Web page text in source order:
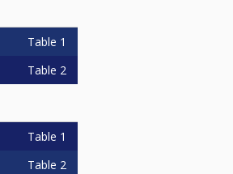
Table 1
Table 2
Table 1
Table 2